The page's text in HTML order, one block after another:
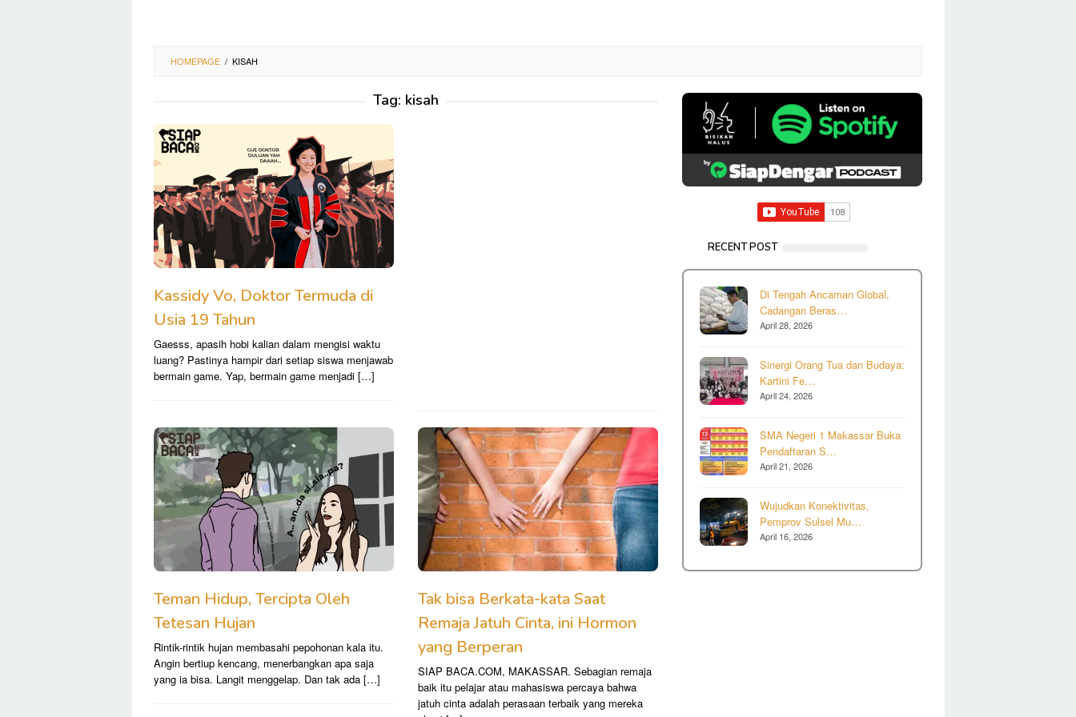
HOMEPAGE / KISAH
Tag: kisah
Kassidy Vo, Doktor Termuda di
Usia 19 Tahun
Gaesss, apasih hobi kalian dalam mengisi waktu
luang? Pastinya hampir dari setiap siswa menjawab
bermain game. Yap, bermain game menjadi […]
Teman Hidup, Tercipta Oleh
Tetesan Hujan
Rintik-rintik hujan membasahi pepohonan kala itu.
Angin bertiup kencang, menerbangkan apa saja
yang ia bisa. Langit menggelap. Dan tak ada […]
Tak bisa Berkata-kata Saat
Remaja Jatuh Cinta, ini Hormon
yang Berperan
SIAP BACA.COM, MAKASSAR. Sebagian remaja
baik itu pelajar atau mahasiswa percaya bahwa
jatuh cinta adalah perasaan terbaik yang mereka
RECENT POST
Di Tengah Ancaman Global,
Cadangan Beras…
April 28, 2026
Sinergi Orang Tua dan Budaya:
Kartini Fe…
April 24, 2026
SMA Negeri 1 Makassar Buka
Pendaftaran S…
April 21, 2026
Wujudkan Konektivitas,
Pemprov Sulsel Mu…
April 16, 2026